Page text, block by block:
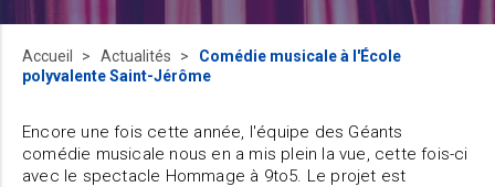
Accueil Actualités
Comédie musicale à l'École
polyvalente Saint-Jérôme
Encore une fois cette année, l'équipe des Géants
comédie musicale nous en a mis plein la vue, cette fois-ci
avec le spectacle Hommage à 9to5. Le projet est